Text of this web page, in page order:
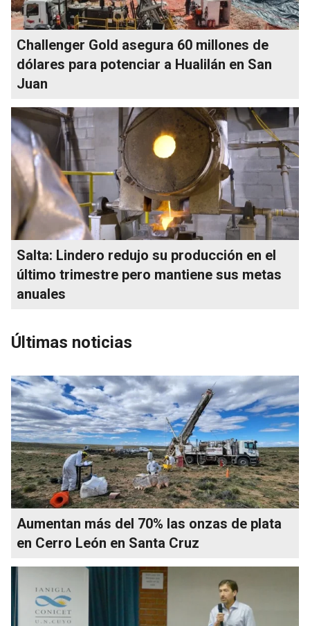
Challenger Gold asegura 60 millones de
dólares para potenciar a Hualilán en San
Juan
Salta: Lindero redujo su producción en el
último trimestre pero mantiene sus metas
anuales
Últimas noticias
Aumentan más del 70% las onzas de plata
en Cerro León en Santa Cruz